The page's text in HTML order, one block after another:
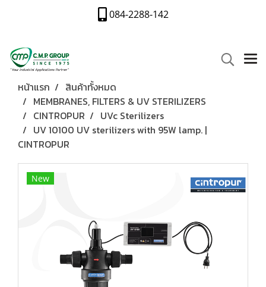
084-2288-142
หน้าแรก
สินค้าทั้งหมด
MEMBRANES, FILTERS & UV STERILIZERS
CINTROPUR
UVc Sterilizers
UV 10100 UV sterilizers with 95W lamp. |
CINTROPUR
New